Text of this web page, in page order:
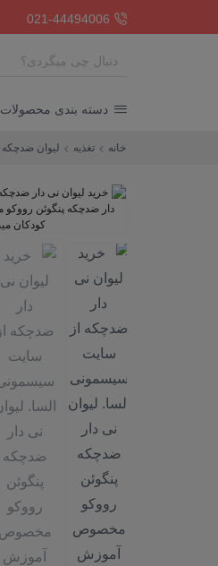
021-44494006
ارسال رایگان بالای دو میلیون تومان
دسته بندی محصولات
خانه تغذیه لیوان ضدچکه